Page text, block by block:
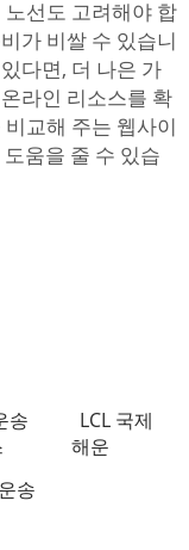
선도 고려해야 합
가 비쌀 수 있습니
다면, 더 나은 가
라인 리소스를 확
교해 주는 웹사이
움을 줄 수 있습
송
LCL 국제
해운
송